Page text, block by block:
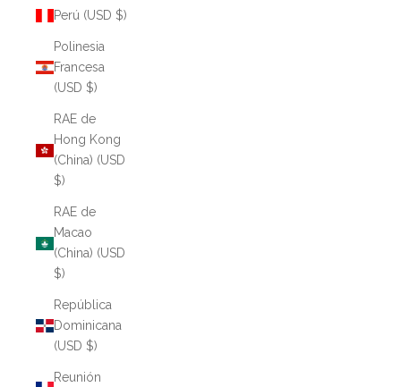
Perú (USD $)
Polinesia
Francesa
(USD $)
RAE de
Hong Kong
(China) (USD
$)
RAE de
Macao
(China) (USD
$)
República
Dominicana
(USD $)
Reunión